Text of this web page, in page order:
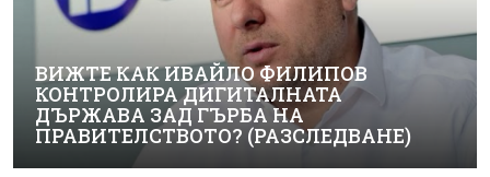
ВИЖТЕ КАК ИВАЙЛО ФИЛИПОВ
КОНТРОЛИРА ДИГИТАЛНАТА
ДЪРЖАВА ЗАД ГЪРБА НА
ПРАВИТЕЛСТВОТО? (РАЗСЛЕДВАНЕ)